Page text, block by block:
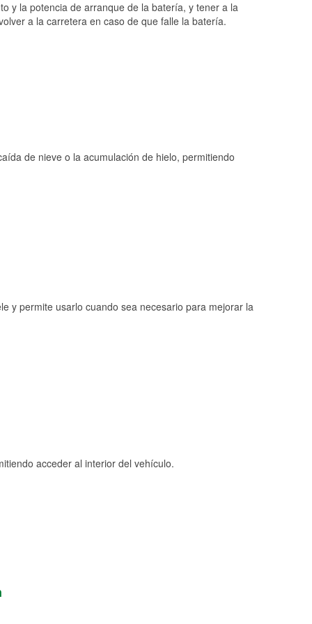
y la potencia de arranque de la batería, y tener a la
a la carretera en caso de que falle la batería.
de nieve o la acumulación de hielo, permitiendo
y permite usarlo cuando sea necesario para mejorar la
acceder al interior del vehículo.